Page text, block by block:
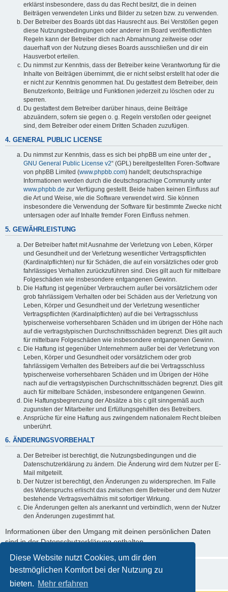
Diese Website nutzt Cookies, um dir den
bestmöglichen Komfort bei der Nutzung zu
bieten. Mehr erfahren
erklärst insbesondere, dass du das Recht besitzt, die in deinen
Beiträgen verwendeten Links und Bilder zu setzen bzw. zu verwenden.
Der Betreiber des Boards übt das Hausrecht aus. Bei Verstößen gegen
diese Nutzungsbedingungen oder anderer im Board veröffentlichten
Regeln kann der Betreiber dich nach Abmahnung zeitweise oder
dauerhaft von der Nutzung dieses Boards ausschließen und dir ein
Hausverbot erteilen.
Du nimmst zur Kenntnis, dass der Betreiber keine Verantwortung für die
Inhalte von Beiträgen übernimmt, die er nicht selbst erstellt hat oder die
er nicht zur Kenntnis genommen hat. Du gestattest dem Betreiber, dein
Benutzerkonto, Beiträge und Funktionen jederzeit zu löschen oder zu
sperren.
Du gestattest dem Betreiber darüber hinaus, deine Beiträge
abzuändern, sofern sie gegen o. g. Regeln verstoßen oder geeignet
sind, dem Betreiber oder einem Dritten Schaden zuzufügen.
4. GENERAL PUBLIC LICENSE
Du nimmst zur Kenntnis, dass es sich bei phpBB um eine unter der „
GNU General Public License v2“ (GPL) bereitgestellten Foren-Software
von phpBB Limited (www.phpbb.com) handelt; deutschsprachige
Informationen werden durch die deutschsprachige Community unter
www.phpbb.de zur Verfügung gestellt. Beide haben keinen Einfluss auf
die Art und Weise, wie die Software verwendet wird. Sie können
insbesondere die Verwendung der Software für bestimmte Zwecke nicht
untersagen oder auf Inhalte fremder Foren Einfluss nehmen.
5. GEWÄHRLEISTUNG
Der Betreiber haftet mit Ausnahme der Verletzung von Leben, Körper
und Gesundheit und der Verletzung wesentlicher Vertragspflichten
(Kardinalpflichten) nur für Schäden, die auf ein vorsätzliches oder grob
fahrlässiges Verhalten zurückzuführen sind. Dies gilt auch für mittelbare
Folgeschäden wie insbesondere entgangenen Gewinn.
Die Haftung ist gegenüber Verbrauchern außer bei vorsätzlichem oder
grob fahrlässigem Verhalten oder bei Schäden aus der Verletzung von
Leben, Körper und Gesundheit und der Verletzung wesentlicher
Vertragspflichten (Kardinalpflichten) auf die bei Vertragsschluss
typischerweise vorhersehbaren Schäden und im übrigen der Höhe nach
auf die vertragstypischen Durchschnittsschäden begrenzt. Dies gilt auch
für mittelbare Folgeschäden wie insbesondere entgangenen Gewinn.
Die Haftung ist gegenüber Unternehmern außer bei der Verletzung von
Leben, Körper und Gesundheit oder vorsätzlichem oder grob
fahrlässigem Verhalten des Betreibers auf die bei Vertragsschluss
typischerweise vorhersehbaren Schäden und im Übrigen der Höhe
nach auf die vertragstypischen Durchschnittsschäden begrenzt. Dies gilt
auch für mittelbare Schäden, insbesondere entgangenen Gewinn.
Die Haftungsbegrenzung der Absätze a bis c gilt sinngemäß auch
zugunsten der Mitarbeiter und Erfüllungsgehilfen des Betreibers.
Ansprüche für eine Haftung aus zwingendem nationalem Recht bleiben
unberührt.
6. ÄNDERUNGSVORBEHALT
Der Betreiber ist berechtigt, die Nutzungsbedingungen und die
Datenschutzerklärung zu ändern. Die Änderung wird dem Nutzer per E-
Mail mitgeteilt.
Der Nutzer ist berechtigt, den Änderungen zu widersprechen. Im Falle
des Widerspruchs erlischt das zwischen dem Betreiber und dem Nutzer
bestehende Vertragsverhältnis mit sofortiger Wirkung.
Die Änderungen gelten als anerkannt und verbindlich, wenn der Nutzer
den Änderungen zugestimmt hat.
Informationen über den Umgang mit deinen persönlichen Daten
sind in der Datenschutzerklärung enthalten.